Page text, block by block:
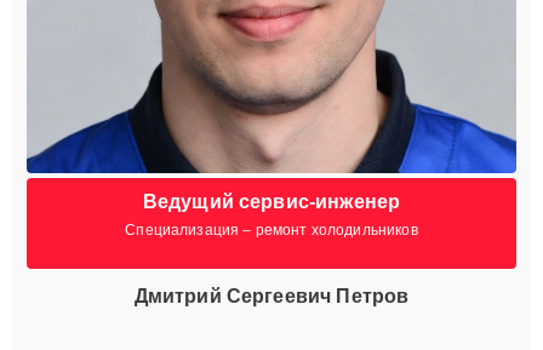
Ведущий сервис-инженер
Специализация – ремонт холодильников
Дмитрий Сергеевич Петров